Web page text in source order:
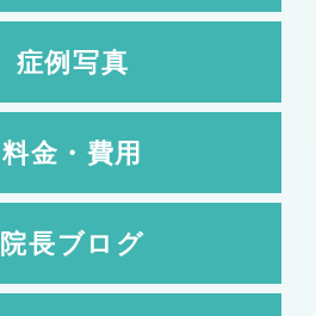
症例写真
料金・費用
院長ブログ